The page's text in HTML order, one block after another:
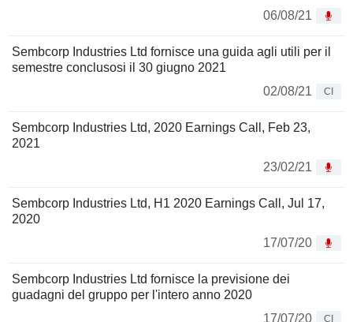
06/08/21
Sembcorp Industries Ltd fornisce una guida agli utili per il
semestre conclusosi il 30 giugno 2021
02/08/21
CI
Sembcorp Industries Ltd, 2020 Earnings Call, Feb 23,
2021
23/02/21
Sembcorp Industries Ltd, H1 2020 Earnings Call, Jul 17,
2020
17/07/20
Sembcorp Industries Ltd fornisce la previsione dei
guadagni del gruppo per l'intero anno 2020
17/07/20
CI